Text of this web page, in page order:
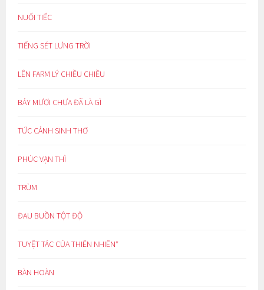
NUỐI TIẾC
TIẾNG SÉT LƯNG TRỜI
LÊN FARM LÝ CHIỀU CHIỀU
BẢY MƯƠI CHƯA ĐÃ LÀ GÌ
TỨC CẢNH SINH THƠ
PHÚC VẠN THÌ
TRÙM
ĐAU BUỒN TỘT ĐỘ
TUYỆT TÁC CỦA THIÊN NHIÊN*
BÀN HOÀN